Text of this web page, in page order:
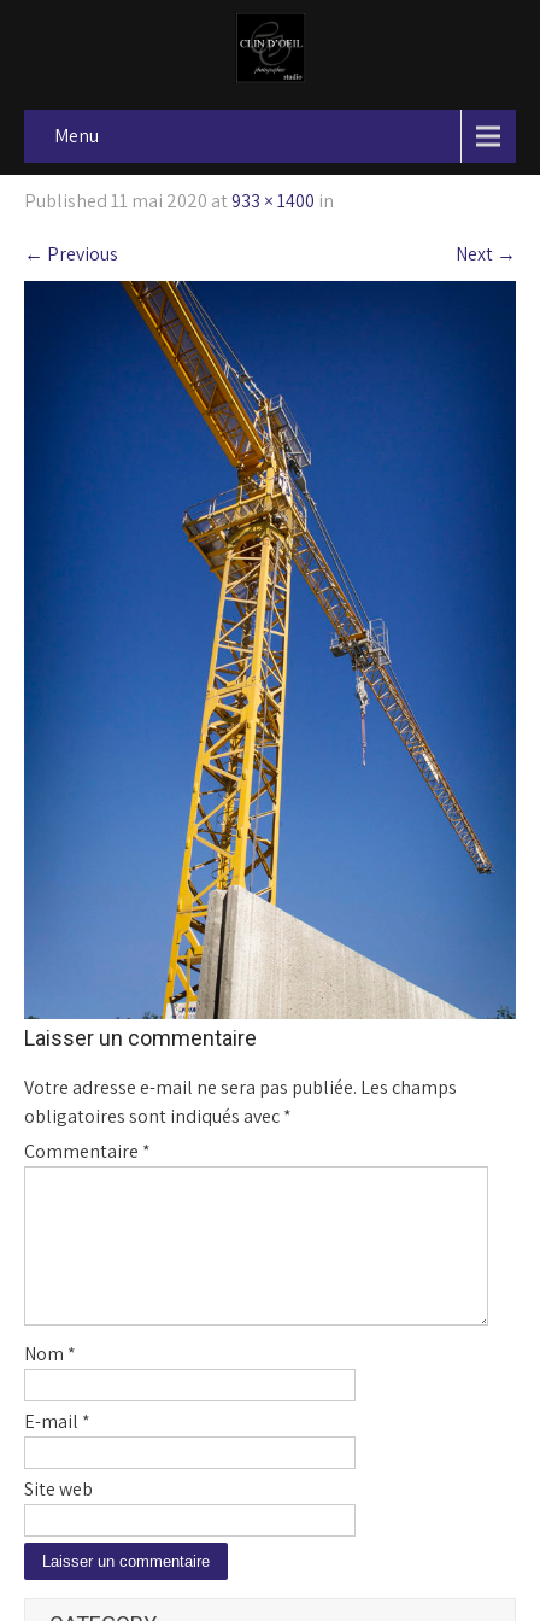
Menu
Published11 mai 2020 at933 × 1400 in
← Previous Next →
Laisser un commentaire
Votre adresse e-mail ne sera pas publiée. Les champs
obligatoires sont indiqués avec*
Commentaire *
Nom *
E-mail *
Site web